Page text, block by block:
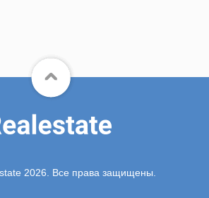
2026. Все права защищены.